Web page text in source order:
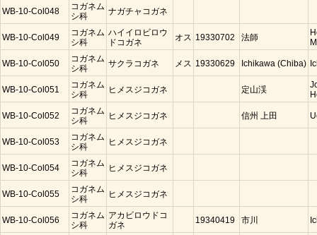
WB-10-Col048
コガネム
シ科
ナガチャコガネ
WB-10-Col049
コガネム
シ科
ハイイロビロウ
ドコガネ
オス 19330702 法師
WB-10-Col050
コガネム
シ科
サクラコガネ メス 19330629 Ichikawa (Chiba)
WB-10-Col051
コガネム
シ科
ヒメスジコガネ 定山渓
WB-10-Col052
コガネム
シ科
ヒメスジコガネ 信州 上田
WB-10-Col053
コガネム
シ科
ヒメスジコガネ
WB-10-Col054
コガネム
シ科
ヒメスジコガネ
WB-10-Col055
コガネム
シ科
ヒメスジコガネ
WB-10-Col056
コガネム
シ科
アカビロウドコ
ガネ
19340419 市川